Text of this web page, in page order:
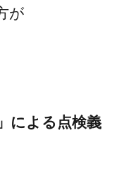
が
による点検義